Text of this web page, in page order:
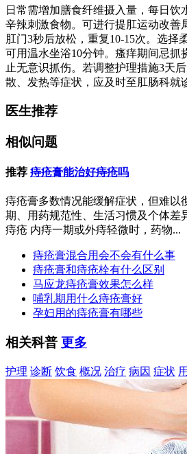
日常需增加膳食纤维摄入量，每日饮
辛辣刺激食物。可进行提肛运动改善
肛门3秒后放松，重复10-15次。选择
可用温水坐浴10分钟。瘙痒期间忌抓
止无意识抓伤。若调整护理措施3天
散、发热等症状，应及时至肛肠科就
医生推荐
相似问题
推荐 痔疮膏能治好痔疮吗
痔疮膏多数情况能缓解症状，但难以
期、用药规范性、生活习惯及个体差
痔疮 内痔一期或外痔轻微时，药物...
痔疮膏混合用会不会有什么事
痔疮膏和痔疮栓有什么区别
马应龙痔疮膏效果怎么样
哺乳期用什么痔疮膏好
孕妇用的痔疮膏有哪些
相关科普 更多
护理 诊断 饮食 概况 治疗 病因 症状